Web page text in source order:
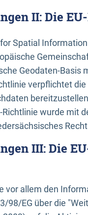
II: Die
Spatial
Geodaten-Basis
verpflichtet
wurde mit
III: Die
allem den
98/EG über die